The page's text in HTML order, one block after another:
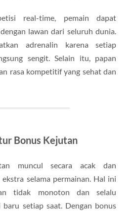
real-time, pemain dapat
lawan dari seluruh dunia.
adrenalin karena setiap
sengit. Selain itu, papan
rasa kompetitif yang sehat dan
Bonus Kejutan
muncul secara acak dan
selama permainan. Hal ini
tidak monoton dan selalu
baru setiap saat. Dengan bonus